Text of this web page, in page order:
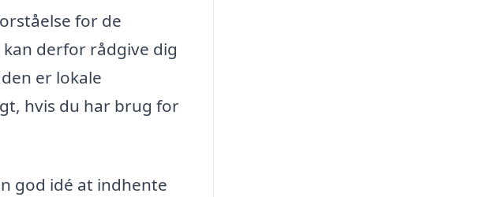
for de
derfor rådgive dig
er lokale
hvis du har brug for
god idé at indhente